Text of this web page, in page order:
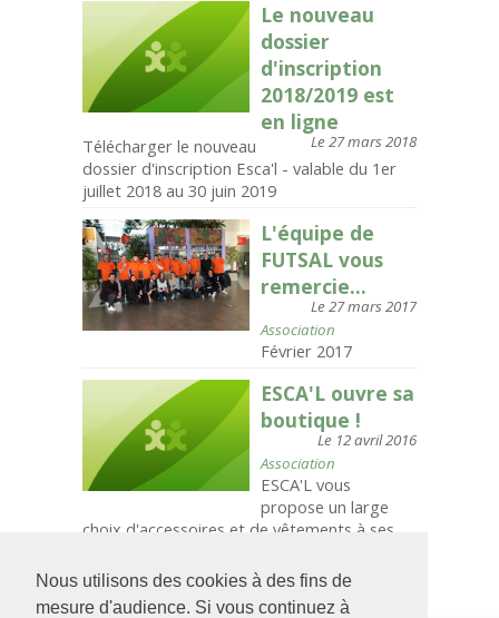
Nous utilisons des cookies à des fins de
mesure d'audience. Si vous continuez à
Le nouveau
dossier
d'inscription
2018/2019 est
en ligne
Le 27 mars 2018
Télécharger le nouveau
dossier d'inscription Esca'l - valable du 1er
juillet 2018 au 30 juin 2019
L'équipe de
FUTSAL vous
remercie...
Le 27 mars 2017
Association
Février 2017
ESCA'L ouvre sa
boutique !
Le 12 avril 2016
Association
ESCA'L vous
propose un large
choix d'accessoires et de vêtements à ses